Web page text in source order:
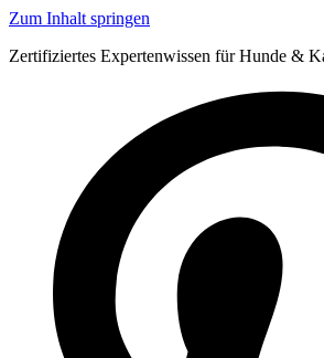
Zum Inhalt springen
Zertifiziertes Expertenwissen für Hunde &